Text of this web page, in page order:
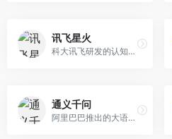
讯飞星火
科大讯飞研发的认知智能大模型，深度融合语音识别和自然语言处理技术。面向企业用户和教育领域，提供语音交互、文档处理、代码生成等服务，中文语音识别准确率高。
通义千问
阿里巴巴推出的大语言模型平台，提供对话问答、文档处理、图像理解、代码编写等全方位AI服务。面向企业用户和个人开发者，集成阿里云生态，支持多模态交互，企业级安全保障。